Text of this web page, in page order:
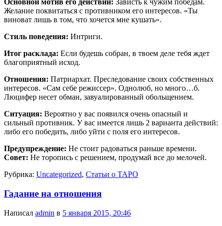
Основной мотив его действий: Зависть к чужим победам.
Желание поквитаться с противником его интересов. «Ты
виноват лишь в том, что хочется мне кушать».
Стиль поведения: Интриги.
Итог расклада: Если будешь собран, в твоем деле тебя ждет
благоприятный исход.
Отношения: Патриархат. Преследование своих собственных
интересов. «Сам себе режиссер». Однолюб, но много…б.
Люцифер несет обман, завуалированный обольщением.
Ситуация: Вероятно у вас появился очень опасный и
сильный противник. У вас имеется лишь 2 варианта действий:
либо его победить, либо уйти с поля его интересов.
Предупреждение: Не стоит радоваться раньше времени.
Совет: Не торопись с решением, продумай все до мелочей.
Рубрика: Uncategorized, Статьи о ТАРО
Гадание на отношения
Написал admin в 5 января 2015, 20:46